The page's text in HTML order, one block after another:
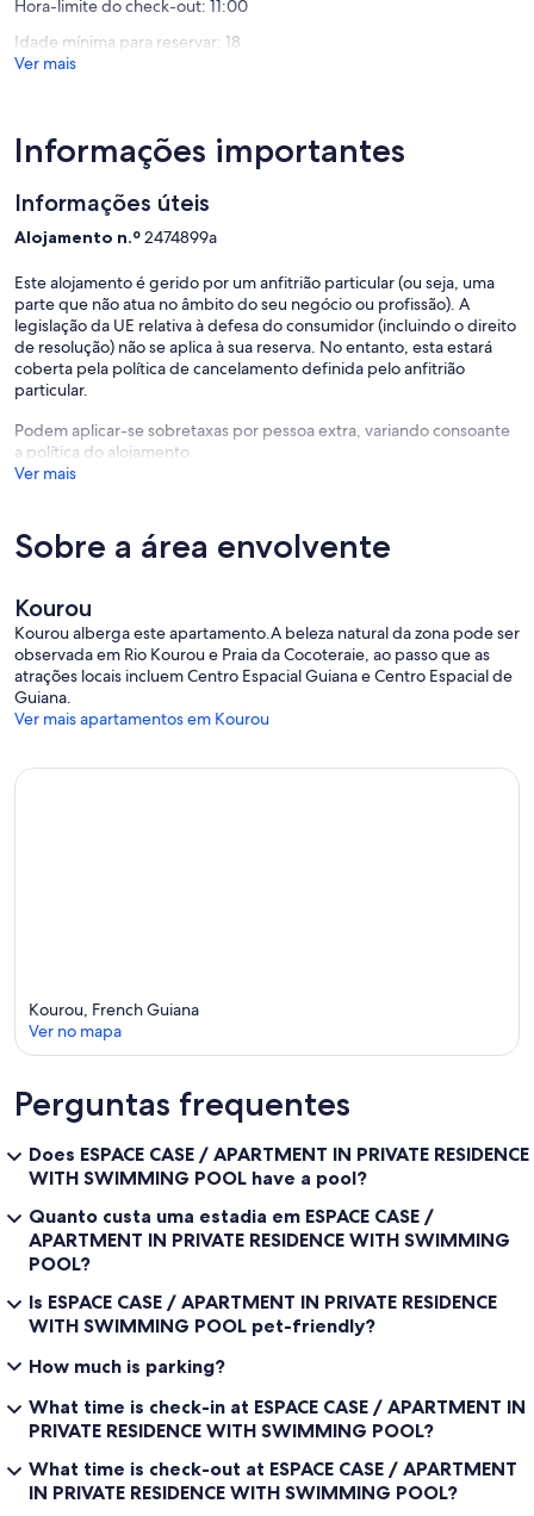
Hora-limite do check-out: 11:00
Idade mínima para reservar: 18
Ver mais
Informações importantes
Informações úteis
Alojamento n.º2474899a
Este alojamento é gerido por um anfitrião particular (ou seja, uma
parte que não atua no âmbito do seu negócio ou profissão). A
legislação da UE relativa à defesa do consumidor (incluindo o direito
de resolução) não se aplica à sua reserva. No entanto, esta estará
coberta pela política de cancelamento definida pelo anfitrião
particular.
Podem aplicar-se sobretaxas por pessoa extra, variando consoante
a política do alojamento.
Ver mais
Sobre a área envolvente
Kourou
Kourou alberga este apartamento.A beleza natural da zona pode ser
observada em Rio Kourou e Praia da Cocoteraie, ao passo que as
atrações locais incluem Centro Espacial Guiana e Centro Espacial de
Guiana.
Ver mais apartamentos em Kourou
Mapa
Kourou, French Guiana
Ver no mapa
Perguntas frequentes
Does ESPACE CASE / APARTMENT IN PRIVATE RESIDENCE
WITH SWIMMING POOL have a pool?
Quanto custa uma estadia em ESPACE CASE /
APARTMENT IN PRIVATE RESIDENCE WITH SWIMMING
POOL?
Is ESPACE CASE / APARTMENT IN PRIVATE RESIDENCE
WITH SWIMMING POOL pet-friendly?
How much is parking?
What time is check-in at ESPACE CASE / APARTMENT IN
PRIVATE RESIDENCE WITH SWIMMING POOL?
What time is check-out at ESPACE CASE / APARTMENT
IN PRIVATE RESIDENCE WITH SWIMMING POOL?